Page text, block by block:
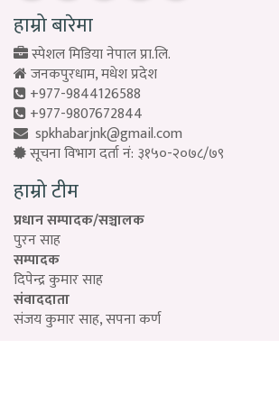
हाम्रो बारेमा
स्पेशल मिडिया नेपाल प्रा.लि.
जनकपुरधाम, मधेश प्रदेश
+977-9844126588
+977-9807672844
spkhabarjnk@gmail.com
सूचना विभाग दर्ता नं: ३१५०-२०७८/७९
हाम्रो टीम
प्रधान सम्पादक/सञ्चालक
पुरन साह
सम्पादक
दिपेन्द्र कुमार साह
संवाददाता
संजय कुमार साह, सपना कर्ण